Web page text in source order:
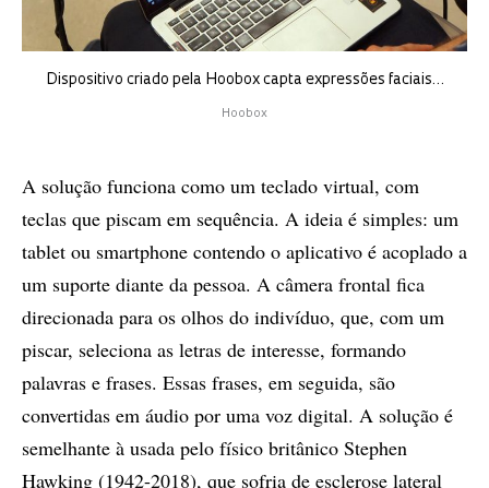
Dispositivo criado pela Hoobox capta expressões faciais…
Hoobox
A solução funciona como um teclado virtual, com
teclas que piscam em sequência. A ideia é simples: um
tablet ou smartphone contendo o aplicativo é acoplado a
um suporte diante da pessoa. A câmera frontal fica
direcionada para os olhos do indivíduo, que, com um
piscar, seleciona as letras de interesse, formando
palavras e frases. Essas frases, em seguida, são
convertidas em áudio por uma voz digital. A solução é
semelhante à usada pelo físico britânico Stephen
Hawking (1942-2018), que sofria de esclerose lateral